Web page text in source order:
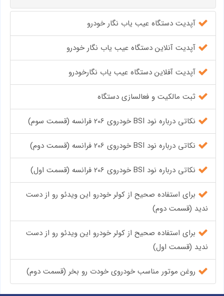
آپدیت دستگاه عیب یاب نگار خودرو
آپدیت آنلاین دستگاه عیب یاب نگار خودرو
آپدیت آفلاین دستگاه عیب یاب نگارخودرو
ثبت مالکیت و فعالسازی دستگاه
نکاتی درباره نود BSI خودروی 206 فرانسه (قسمت سوم)
نکاتی درباره نود BSI خودروی 206 فرانسه (قسمت دوم)
نکاتی درباره نود BSI خودروی 206 فرانسه (قسمت اول)
برای استفاده صحیح از کولر خودرو این ویدئو رو از دست
ندید (قسمت دوم)
برای استفاده صحیح از کولر خودرو این ویدئو رو از دست
ندید (قسمت اول)
روغن موتور مناسب خودروی خودت رو بخر (قسمت دوم)